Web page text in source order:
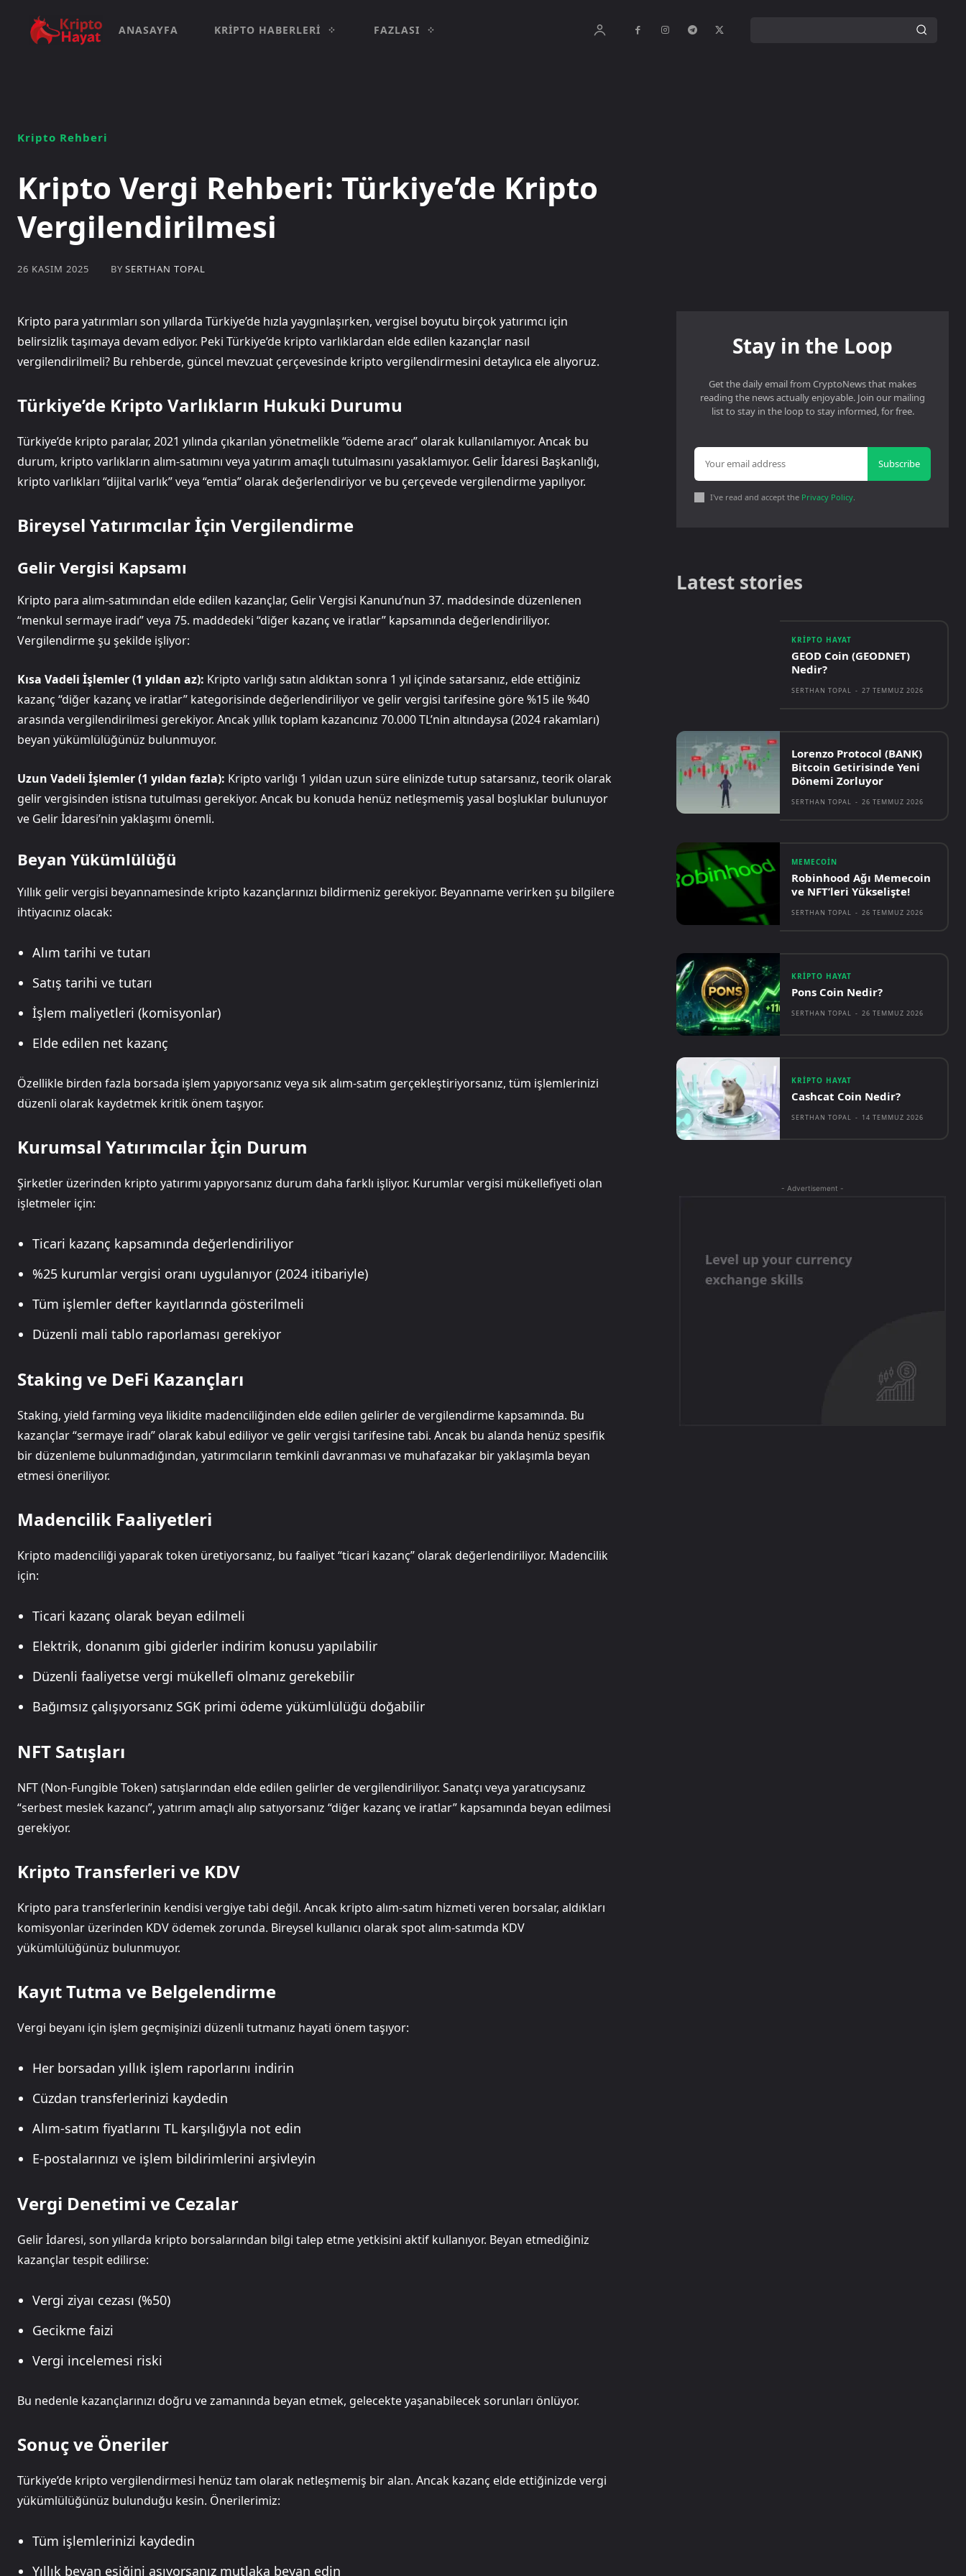
ANASAYFA KRIPTO HABERLERI FAZLASI
Kripto Rehberi
Kripto Vergi Rehberi: Türkiye’de Kripto
Vergilendirilmesi
26 KASIM 2025 BY SERTHAN TOPAL
Kripto para yatırımları son yıllarda Türkiye’de hızla yaygınlaşırken, vergisel boyutu birçok yatırımcı için
belirsizlik taşımaya devam ediyor. Peki Türkiye’de kripto varlıklardan elde edilen kazançlar nasıl
vergilendirilmeli? Bu rehberde, güncel mevzuat çerçevesinde kripto vergilendirmesini detaylıca ele alıyoruz.
Türkiye’de Kripto Varlıkların Hukuki Durumu
Türkiye’de kripto paralar, 2021 yılında çıkarılan yönetmelikle “ödeme aracı” olarak kullanılamıyor. Ancak bu
durum, kripto varlıkların alım-satımını veya yatırım amaçlı tutulmasını yasaklamıyor. Gelir İdaresi Başkanlığı,
kripto varlıkları “dijital varlık” veya “emtia” olarak değerlendiriyor ve bu çerçevede vergilendirme yapılıyor.
Bireysel Yatırımcılar İçin Vergilendirme
Gelir Vergisi Kapsamı
Kripto para alım-satımından elde edilen kazançlar, Gelir Vergisi Kanunu’nun 37. maddesinde düzenlenen
“menkul sermaye iradı” veya 75. maddedeki “diğer kazanç ve iratlar” kapsamında değerlendiriliyor.
Vergilendirme şu şekilde işliyor:
Kısa Vadeli İşlemler (1 yıldan az): Kripto varlığı satın aldıktan sonra 1 yıl içinde satarsanız, elde ettiğiniz
kazanç “diğer kazanç ve iratlar” kategorisinde değerlendiriliyor ve gelir vergisi tarifesine göre %15 ile %40
arasında vergilendirilmesi gerekiyor. Ancak yıllık toplam kazancınız 70.000 TL’nin altındaysa (2024 rakamları)
beyan yükümlülüğünüz bulunmuyor.
Uzun Vadeli İşlemler (1 yıldan fazla): Kripto varlığı 1 yıldan uzun süre elinizde tutup satarsanız, teorik olarak
gelir vergisinden istisna tutulması gerekiyor. Ancak bu konuda henüz netleşmemiş yasal boşluklar bulunuyor
ve Gelir İdaresi’nin yaklaşımı önemli.
Beyan Yükümlülüğü
Yıllık gelir vergisi beyannamesinde kripto kazançlarınızı bildirmeniz gerekiyor. Beyanname verirken şu bilgilere
ihtiyacınız olacak:
Alım tarihi ve tutarı
Satış tarihi ve tutarı
İşlem maliyetleri (komisyonlar)
Elde edilen net kazanç
Özellikle birden fazla borsada işlem yapıyorsanız veya sık alım-satım gerçekleştiriyorsanız, tüm işlemlerinizi
düzenli olarak kaydetmek kritik önem taşıyor.
Kurumsal Yatırımcılar İçin Durum
Şirketler üzerinden kripto yatırımı yapıyorsanız durum daha farklı işliyor. Kurumlar vergisi mükellefiyeti olan
işletmeler için:
Ticari kazanç kapsamında değerlendiriliyor
%25 kurumlar vergisi oranı uygulanıyor (2024 itibariyle)
Tüm işlemler defter kayıtlarında gösterilmeli
Düzenli mali tablo raporlaması gerekiyor
Staking ve DeFi Kazançları
Staking, yield farming veya likidite madenciliğinden elde edilen gelirler de vergilendirme kapsamında. Bu
kazançlar “sermaye iradı” olarak kabul ediliyor ve gelir vergisi tarifesine tabi. Ancak bu alanda henüz spesifik
bir düzenleme bulunmadığından, yatırımcıların temkinli davranması ve muhafazakar bir yaklaşımla beyan
etmesi öneriliyor.
Madencilik Faaliyetleri
Kripto madenciliği yaparak token üretiyorsanız, bu faaliyet “ticari kazanç” olarak değerlendiriliyor. Madencilik
için:
Ticari kazanç olarak beyan edilmeli
Elektrik, donanım gibi giderler indirim konusu yapılabilir
Düzenli faaliyetse vergi mükellefi olmanız gerekebilir
Bağımsız çalışıyorsanız SGK primi ödeme yükümlülüğü doğabilir
NFT Satışları
NFT (Non-Fungible Token) satışlarından elde edilen gelirler de vergilendiriliyor. Sanatçı veya yaratıcıysanız
“serbest meslek kazancı”, yatırım amaçlı alıp satıyorsanız “diğer kazanç ve iratlar” kapsamında beyan edilmesi
gerekiyor.
Kripto Transferleri ve KDV
Kripto para transferlerinin kendisi vergiye tabi değil. Ancak kripto alım-satım hizmeti veren borsalar, aldıkları
komisyonlar üzerinden KDV ödemek zorunda. Bireysel kullanıcı olarak spot alım-satımda KDV
yükümlülüğünüz bulunmuyor.
Kayıt Tutma ve Belgelendirme
Vergi beyanı için işlem geçmişinizi düzenli tutmanız hayati önem taşıyor:
Her borsadan yıllık işlem raporlarını indirin
Cüzdan transferlerinizi kaydedin
Alım-satım fiyatlarını TL karşılığıyla not edin
E-postalarınızı ve işlem bildirimlerini arşivleyin
Vergi Denetimi ve Cezalar
Gelir İdaresi, son yıllarda kripto borsalarından bilgi talep etme yetkisini aktif kullanıyor. Beyan etmediğiniz
kazançlar tespit edilirse:
Vergi ziyaı cezası (%50)
Gecikme faizi
Vergi incelemesi riski
Bu nedenle kazançlarınızı doğru ve zamanında beyan etmek, gelecekte yaşanabilecek sorunları önlüyor.
Sonuç ve Öneriler
Türkiye’de kripto vergilendirmesi henüz tam olarak netleşmemiş bir alan. Ancak kazanç elde ettiğinizde vergi
yükümlülüğünüz bulunduğu kesin. Önerilerimiz:
Tüm işlemlerinizi kaydedin
Yıllık beyan eşiğini aşıyorsanız mutlaka beyan edin
Stay in the Loop
Get the daily email from CryptoNews that makes
reading the news actually enjoyable. Join our mailing
list to stay in the loop to stay informed, for free.
Subscribe
I've read and accept the Privacy Policy.
Latest stories
KRIPTO HAYAT
GEOD Coin (GEODNET)
Nedir?
SERTHAN TOPAL - 27 TEMMUZ 2026
Lorenzo Protocol (BANK)
Bitcoin Getirisinde Yeni
Dönemi Zorluyor
SERTHAN TOPAL - 26 TEMMUZ 2026
MEMECOIN
Robinhood Ağı Memecoin
ve NFT’leri Yükselişte!
SERTHAN TOPAL - 26 TEMMUZ 2026
KRIPTO HAYAT
Pons Coin Nedir?
SERTHAN TOPAL - 26 TEMMUZ 2026
KRIPTO HAYAT
Cashcat Coin Nedir?
SERTHAN TOPAL - 14 TEMMUZ 2026
- Advertisement -